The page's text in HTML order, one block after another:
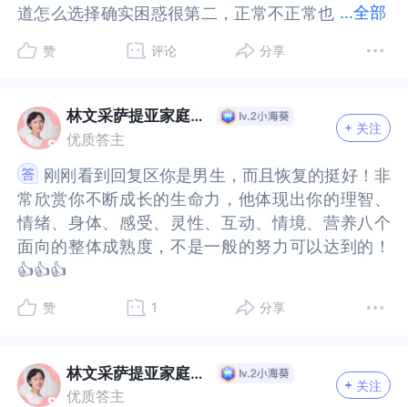
...全部
道怎么选择确实困惑很第二，正常不正常也
有时候是自己家的太多可放松一下，世界和我爱着
道怎么选择确实困惑很第二，正常不正常也有一部
是自己家的太多可放松一下，世界和我爱着你
赞 评论 分享
林文采萨提亚家庭陪伴中心
优质答主
关注
刚刚看到回复区你是男生，而且恢复的挺好！非
常欣赏你不断成长的生命力，他体现出你的理智、
情绪、身体、感受、灵性、互动、情境、营养八个
面向的整体成熟度，不是一般的努力可以达到的！
👍👍👍
常欣赏你不断成长的生命力，他体现出你的理智、
情绪、身体、感受、灵性、互动、情境、营养八个
面向的整体成熟度，不是一般的努力可以达到的！
👍👍👍
赞 1 分享
林文采萨提亚家庭陪伴中心
优质答主
关注